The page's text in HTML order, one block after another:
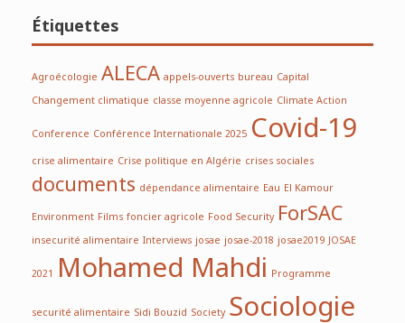
Étiquettes
Agroécologie ALECAappels-ouverts bureau Capital
Changement climatique classe moyenne agricole Climate Action
Conference Conférence Internationale 2025 Covid-19
crise alimentaire Crise politique en Algérie crises sociales
documents dépendance alimentaire Eau El Kamour
Environment Filmsfoncier agricole Food Security ForSAC
insecurité alimentaire Interviewsjosae josae-2018 josae2019JOSAE
2021 Mohamed Mahdi Programme
securité alimentaire Sidi Bouzid Society Sociologie